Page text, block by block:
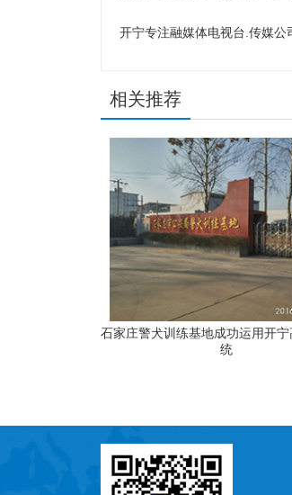
开宁专注融媒体电视台.传媒
相关推荐
石家庄警犬训练基地成功运用开
统